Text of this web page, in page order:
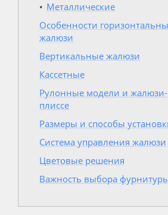
Металлические
Особенности
жалюзи
Вертикальные жалюзи
Кассетные
Рулонные модели и жалюзи-
плиссе
Размеры и способы
Система управления жалюзи
Цветовые решения
Важность выбора